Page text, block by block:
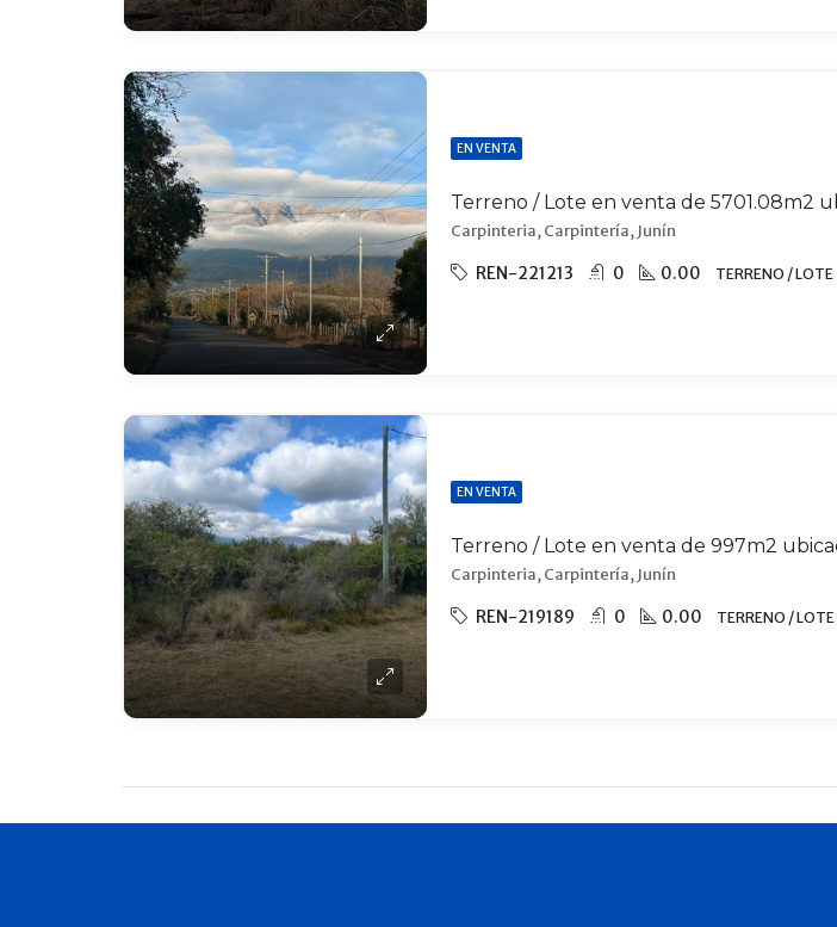
EN VENTA
Carpinteria, Carpintería, Junín
REN-221213 0 0.00 TERRENO / LOTE
EN VENTA
Carpinteria, Carpintería, Junín
REN-219189 0 0.00 TERRENO / LOTE